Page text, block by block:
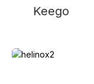
Keego
Helinox